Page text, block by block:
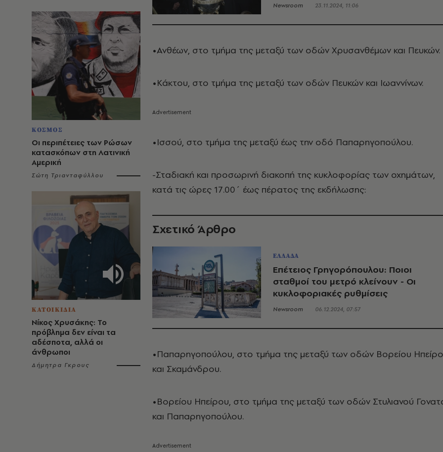
ΚΟΣΜΟΣ
Οι περιπέτειες των Ρώσων
κατασκόπων στη Λατινική
Αμερική
Σώτη Τριανταφύλλου
ΚΑΤΟΙΚΙΔΙΑ
Νίκος Χρυσάκης: Το
πρόβλημα δεν είναι τα
αδέσποτα, αλλά οι
άνθρωποι
Δήμητρα Γκρους
Newsroom 23.11.2024, 11:06
•Ανθέων, στο τμήμα της μεταξύ των οδών Χρυσανθέμων και Πευκών.
•Κάκτου, στο τμήμα της μεταξύ των οδών Πευκών και Ιωαννίνων.
•Ισσού, στο τμήμα της μεταξύ έως την οδό Παπαρηγοπούλου.
-Σταδιακή και προσωρινή διακοπή της κυκλοφορίας των οχημάτων,
κατά τις ώρες 17.00΄ έως πέρατος της εκδήλωσης:
Σχετικό Άρθρο
ΕΛΛΑΔΑ
Επέτειος Γρηγορόπουλου: Ποιοι
σταθμοί του μετρό κλείνουν - Οι
κυκλοφοριακές ρυθμίσεις
Newsroom 06.12.2024, 07:57
•Παπαρηγοπούλου, στο τμήμα της μεταξύ των οδών Βορείου
και Σκαμάνδρου.
•Βορείου Ηπείρου, στο τμήμα της μεταξύ των οδών Στυλιανού
και Παπαρηγοπούλου.